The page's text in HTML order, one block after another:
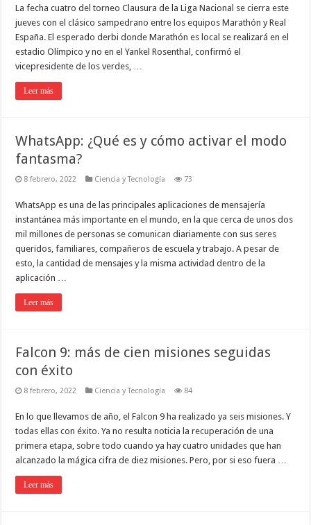
La fecha cuatro del torneo Clausura de la Liga Nacional se cierra este
jueves con el clásico sampedrano entre los equipos Marathón y Real
España. El esperado derbi donde Marathón es local se realizará en el
estadio Olímpico y no en el Yankel Rosenthal, confirmó el
vicepresidente de los verdes, …
Leer más
WhatsApp: ¿Qué es y cómo activar el modo
fantasma?
8 febrero, 2022 Ciencia y Tecnología 73
WhatsApp es una de las principales aplicaciones de mensajería
instantánea más importante en el mundo, en la que cerca de unos dos
mil millones de personas se comunican diariamente con sus seres
queridos, familiares, compañeros de escuela y trabajo. A pesar de
esto, la cantidad de mensajes y la misma actividad dentro de la
aplicación …
Leer más
Falcon 9: más de cien misiones seguidas
con éxito
8 febrero, 2022 Ciencia y Tecnología 84
En lo que llevamos de año, el Falcon 9 ha realizado ya seis misiones. Y
todas ellas con éxito. Ya no resulta noticia la recuperación de una
primera etapa, sobre todo cuando ya hay cuatro unidades que han
alcanzado la mágica cifra de diez misiones. Pero, por si eso fuera …
Leer más